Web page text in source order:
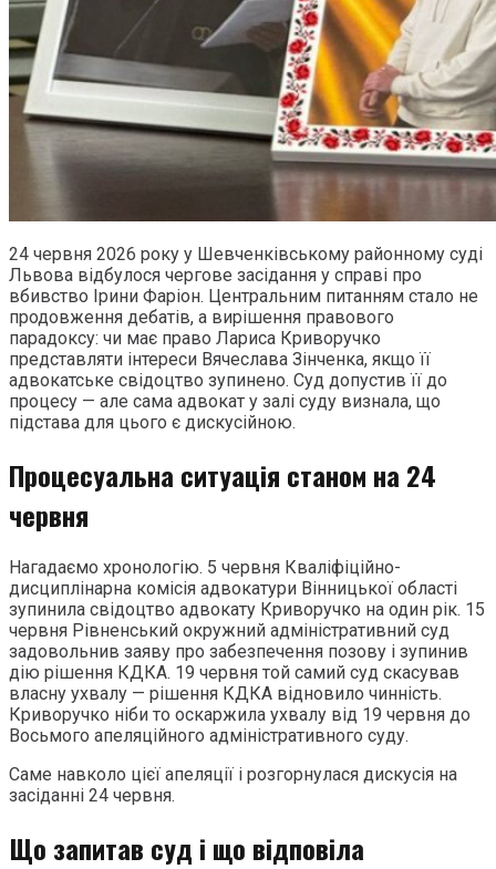
24 червня 2026 року у Шевченківському районному суді
Львова відбулося чергове засідання у справі про
вбивство Ірини Фаріон. Центральним питанням стало не
продовження дебатів, а вирішення правового
парадоксу: чи має право Лариса Криворучко
представляти інтереси Вячеслава Зінченка, якщо її
адвокатське свідоцтво зупинено. Суд допустив її до
процесу — але сама адвокат у залі суду визнала, що
підстава для цього є дискусійною.
Процесуальна ситуація станом на 24
червня
Нагадаємо хронологію. 5 червня Кваліфіційно-
дисциплінарна комісія адвокатури Вінницької області
зупинила свідоцтво адвокату Криворучко на один рік. 15
червня Рівненський окружний адміністративний суд
задовольнив заяву про забезпечення позову і зупинив
дію рішення КДКА. 19 червня той самий суд скасував
власну ухвалу — рішення КДКА відновило чинність.
Криворучко ніби то оскаржила ухвалу від 19 червня до
Восьмого апеляційного адміністративного суду.
Саме навколо цієї апеляції і розгорнулася дискусія на
засіданні 24 червня.
Що запитав суд і що відповіла